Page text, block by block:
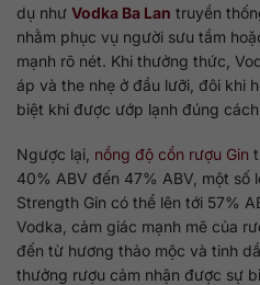
dụ như Vodka Ba Lan truyền
nhằm phục vụ người sưu tầm
mạnh rõ nét. Khi thưởng thức,
áp và the nhẹ ở đầu lưỡi, đôi khi
biệt khi được ướp lạnh đúng
Ngược lại, nồng độ cồn rượu Gin
40% ABV đến 47% ABV, một số
Strength Gin có thể lên tới 57%
Vodka, cảm giác mạnh mẽ của
đến từ hương thảo mộc và tinh
thưởng rượu cảm nhận được sự